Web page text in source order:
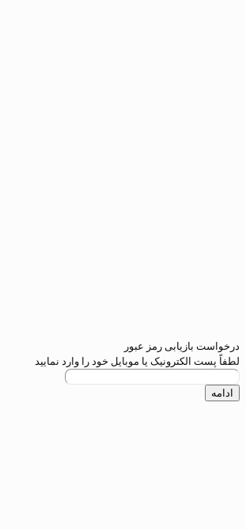
رمز عبور
یا موبایل خود را وارد نمایید